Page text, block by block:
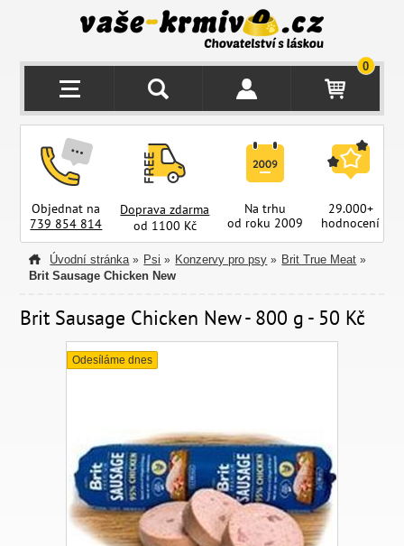
0
Objednat na
739 854 814
Doprava zdarma
od 1100 Kč
Na trhu
od roku 2009
29.000+
hodnocení
Úvodní stránka » Psi » Konzervy pro psy » Brit True Meat »
Brit Sausage Chicken New
Brit Sausage Chicken New - 800 g - 50 Kč
Odesíláme dnes